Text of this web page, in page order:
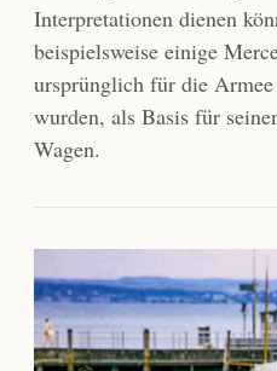
Interpretationen dienen
beispielsweise einige
ursprünglich für die
wurden, als Basis für
Wagen.